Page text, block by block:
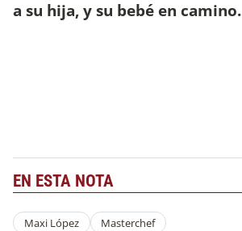
a su hija, y su bebé en camino.
EN ESTA NOTA
Maxi López Masterchef